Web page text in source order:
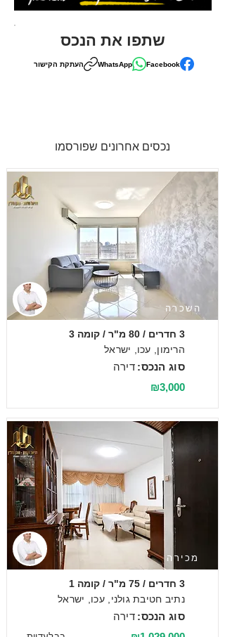
שתפו את הנכס
Facebook
WhatsApp העתקת הקישור
נכסים אחרונים שפורסמו
השכרה
3 חדרים / 80 מ"ר / קומה 3
הרימון, עכו, ישראל
דירה סוג הנכס:
₪3,000
מכירה
3 חדרים / 75 מ"ר / קומה 1
נתיב חטיבת גולני, עכו, ישראל
דירה סוג הנכס: